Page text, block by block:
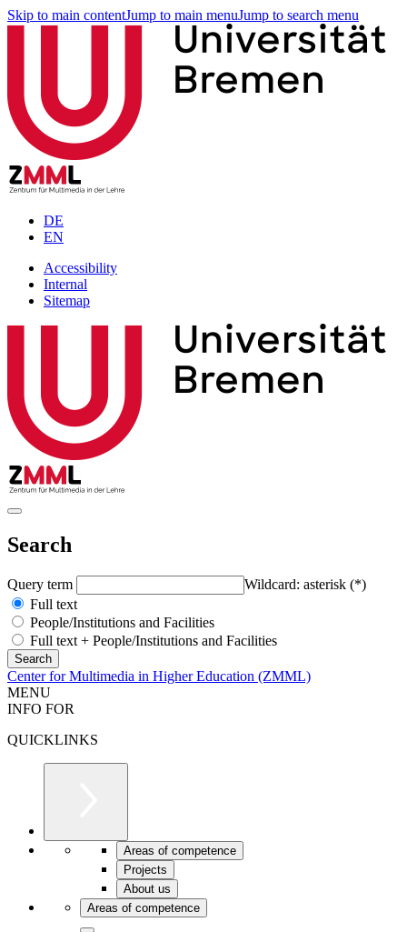
Skip to main contentJump to main menuJump to search menu
DE
EN
Accessibility
Internal
Sitemap
Search
Query term
Wildcard: asterisk (*)
Full text
People/Institutions and Facilities
Full text + People/Institutions and Facilities
Center for Multimedia in Higher Education (ZMML)
MENU
INFO FOR
QUICKLINKS
Areas of competence
Projects
About us
Areas of competence